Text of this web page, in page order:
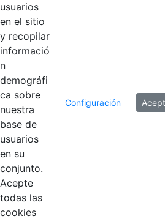
Mostrando el intervalo 1 - 8
usuarios
en el sitio
y recopilar
informació
n
demográfi
ca sobre
nuestra
base de
usuarios
en su
conjunto.
Acepte
todas las
cookies
Configuración